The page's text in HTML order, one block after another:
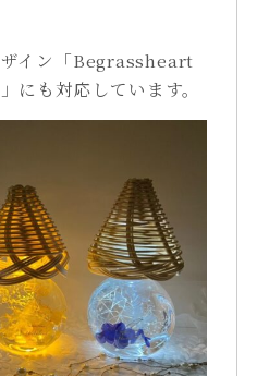
イン「Begrassheart
にも対応しています。